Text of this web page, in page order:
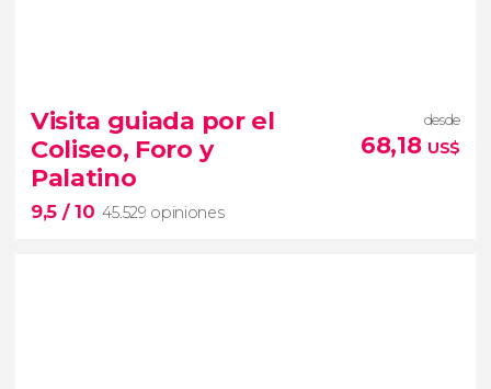
visita guiada por los Museos Vaticanos y la
Capilla Sixtina
preferente
Visita guiada por el
Coliseo, Foro y
Palatino
9,5 / 10 45.529 opiniones
desde
68,18 US$